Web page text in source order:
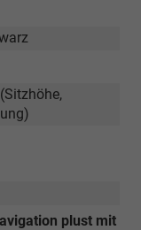
plust mit